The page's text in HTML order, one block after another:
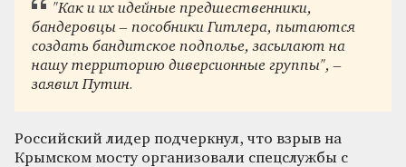
"Как и их идейные предшественники,
бандеровцы – пособники Гитлера, пытаются
создать бандитское подполье, засылают на
нашу территорию диверсионные группы", –
заявил Путин.
Российский лидер подчеркнул, что взрыв на
Крымском мосту организовали спецслужбы с